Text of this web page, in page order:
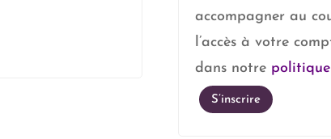
accompagner au
l’accès à votre
dans notre
S’inscrire